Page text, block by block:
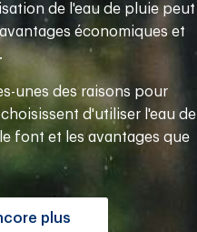
de l'eau de pluie peut
économiques et
unes des raisons pour
d'utiliser l'eau de
font et les avantages que
plus